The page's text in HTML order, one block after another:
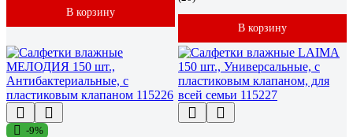
В корзину
В корзину
-9%